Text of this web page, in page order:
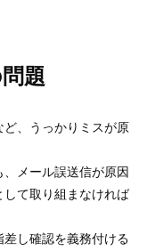
題
ど、うっかりミスが原
メール誤送信が原因
て取り組まなければ
し確認を義務付ける